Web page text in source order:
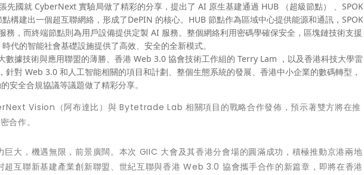
先國就 CyberNext 實驗局做了精彩的分享，提出了 AI 原生基建通過 HUB （超級節點） 、SPOK
構建出一個超互聯網絡，形成了DePIN 的核心。HUB 節點作為區域中心提供能源和通訊，SPOK
務，而終端節點則為用戶設備提供定製 AI 服務。整個網絡利用密碼學確保安全，區塊鏈技術支援
代的智能社會基礎設施提供了高效、安全的全新模式。
數據技術與應用聯盟的薄勝、香港 Web 3.0 協會技術工作組的 Terry Lam ，以及香港科技大學雷
針對 Web 3.0 和人工智能相關的項目和計劃、整個生態系統的發展、香港中小企業的數碼轉型，
安全合規協議等議題做了精彩分享。
Vision（阿布達比）與 Bytetrade Lab 相關項目的戰略合作發佈，預示著雙方將在推
合作。
巨大，機遇無限，前景廣闊。本次 GIIC 大會及其香港分會場的圓滿成功，積極推動京港兩地
超互聯新基建產業創新聯盟、世紀互聯與香港 Web 3.0 協會攜手合作的新篇章，即將在香港